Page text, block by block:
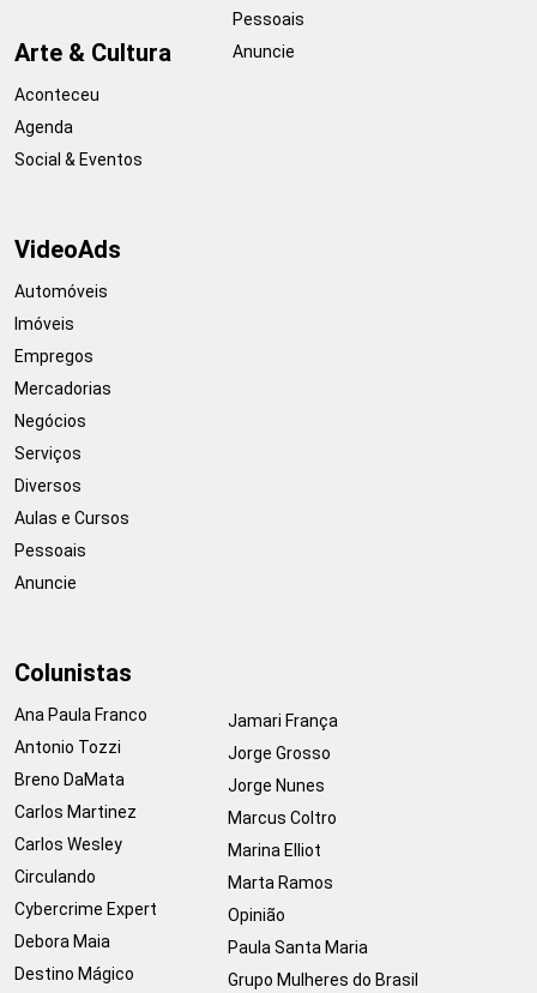
Arte & Cultura
Aconteceu
Agenda
Social & Eventos
Pessoais
Anuncie
VideoAds
Automóveis
Imóveis
Empregos
Mercadorias
Negócios
Serviços
Diversos
Aulas e Cursos
Pessoais
Anuncie
Colunistas
Ana Paula Franco
Antonio Tozzi
Breno DaMata
Carlos Martinez
Carlos Wesley
Circulando
Cybercrime Expert
Debora Maia
Destino Mágico
Jamari França
Jorge Grosso
Jorge Nunes
Marcus Coltro
Marina Elliot
Marta Ramos
Opinião
Paula Santa Maria
Grupo Mulheres do Brasil